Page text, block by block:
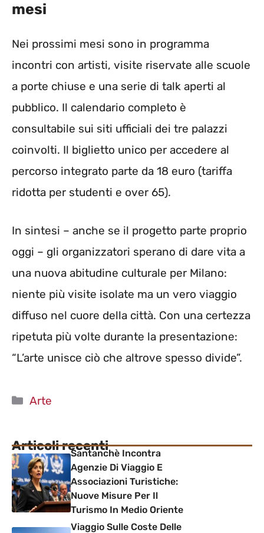
mesi
Nei prossimi mesi sono in programma
incontri con artisti, visite riservate alle scuole
a porte chiuse e una serie di talk aperti al
pubblico. Il calendario completo è
consultabile sui siti ufficiali dei tre palazzi
coinvolti. Il biglietto unico per accedere al
percorso integrato parte da 18 euro (tariffa
ridotta per studenti e over 65).
In sintesi – anche se il progetto parte proprio
oggi – gli organizzatori sperano di dare vita a
una nuova abitudine culturale per Milano:
niente più visite isolate ma un vero viaggio
diffuso nel cuore della città. Con una certezza
ripetuta più volte durante la presentazione:
“L’arte unisce ciò che altrove spesso divide”.
Categorie
Arte
Articoli recentiSantanchè Incontra
Agenzie Di Viaggio E
Associazioni Turistiche:
Nuove Misure Per Il
Turismo In Medio Oriente
Viaggio Sulle Coste Delle